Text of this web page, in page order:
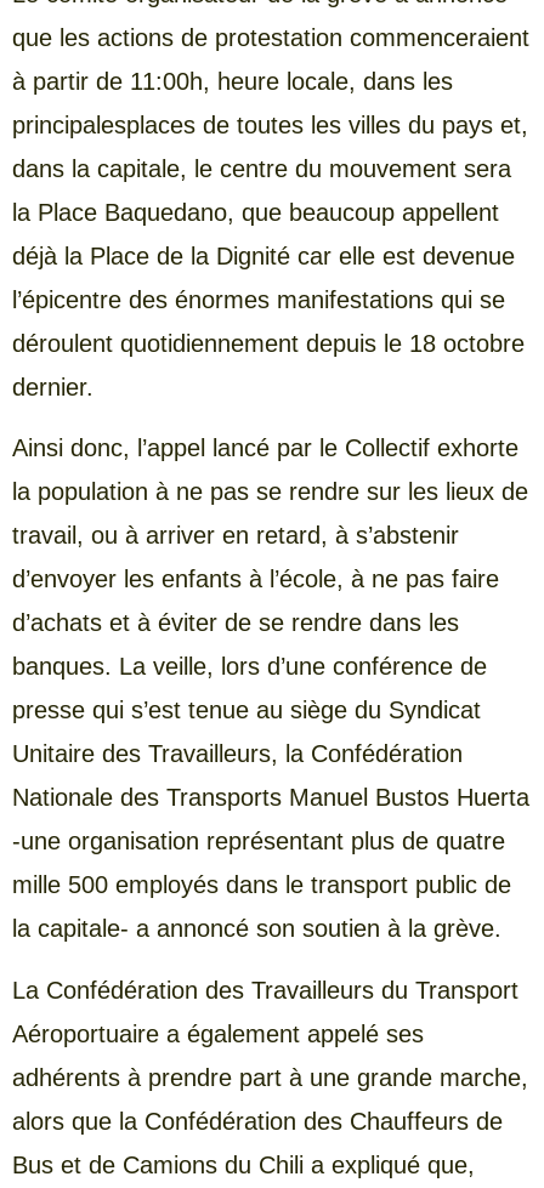
que les actions de protestation commenceraient
à partir de 11:00h, heure locale, dans les
principalesplaces de toutes les villes du pays et,
dans la capitale, le centre du mouvement sera
la Place Baquedano, que beaucoup appellent
déjà la Place de la Dignité car elle est devenue
l’épicentre des énormes manifestations qui se
déroulent quotidiennement depuis le 18 octobre
dernier.
Ainsi donc, l’appel lancé par le Collectif exhorte
la population à ne pas se rendre sur les lieux de
travail, ou à arriver en retard, à s’abstenir
d’envoyer les enfants à l’école, à ne pas faire
d’achats et à éviter de se rendre dans les
banques. La veille, lors d’une conférence de
presse qui s’est tenue au siège du Syndicat
Unitaire des Travailleurs, la Confédération
Nationale des Transports Manuel Bustos Huerta
-une organisation représentant plus de quatre
mille 500 employés dans le transport public de
la capitale- a annoncé son soutien à la grève.
La Confédération des Travailleurs du Transport
Aéroportuaire a également appelé ses
adhérents à prendre part à une grande marche,
alors que la Confédération des Chauffeurs de
Bus et de Camions du Chili a expliqué que,